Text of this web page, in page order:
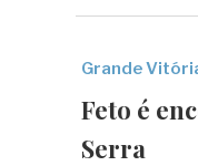
Grande
Feto é
Serra